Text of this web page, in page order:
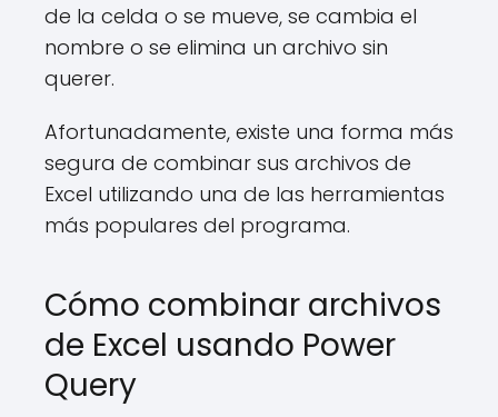
de la celda o se mueve, se cambia el
nombre o se elimina un archivo sin
querer.
Afortunadamente, existe una forma más
segura de combinar sus archivos de
Excel utilizando una de las herramientas
más populares del programa.
Cómo combinar archivos
de Excel usando Power
Query